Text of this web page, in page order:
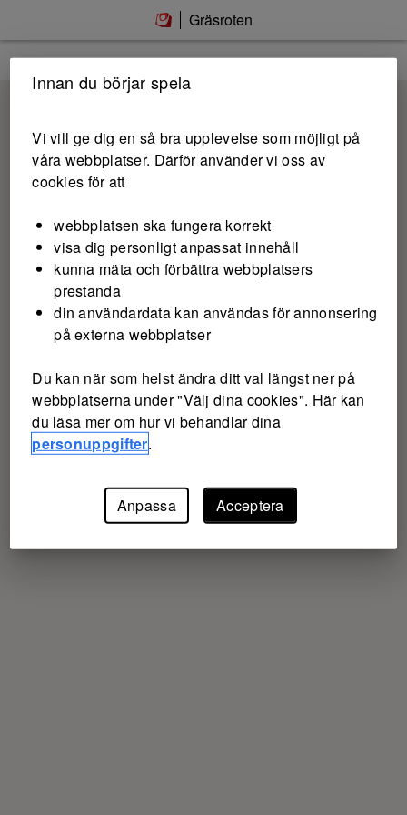
Gräsroten
Innan du börjar spela
Vi vill ge dig en så bra upplevelse som möjligt på
våra webbplatser. Därför använder vi oss av
cookies för att
webbplatsen ska fungera korrekt
visa dig personligt anpassat innehåll
kunna mäta och förbättra webbplatsers
prestanda
din användardata kan användas för annonsering
på externa webbplatser
Du kan när som helst ändra ditt val längst ner på
webbplatserna under "Välj dina cookies". Här kan
du läsa mer om hur vi behandlar dina
personuppgifter.
Anpassa Acceptera